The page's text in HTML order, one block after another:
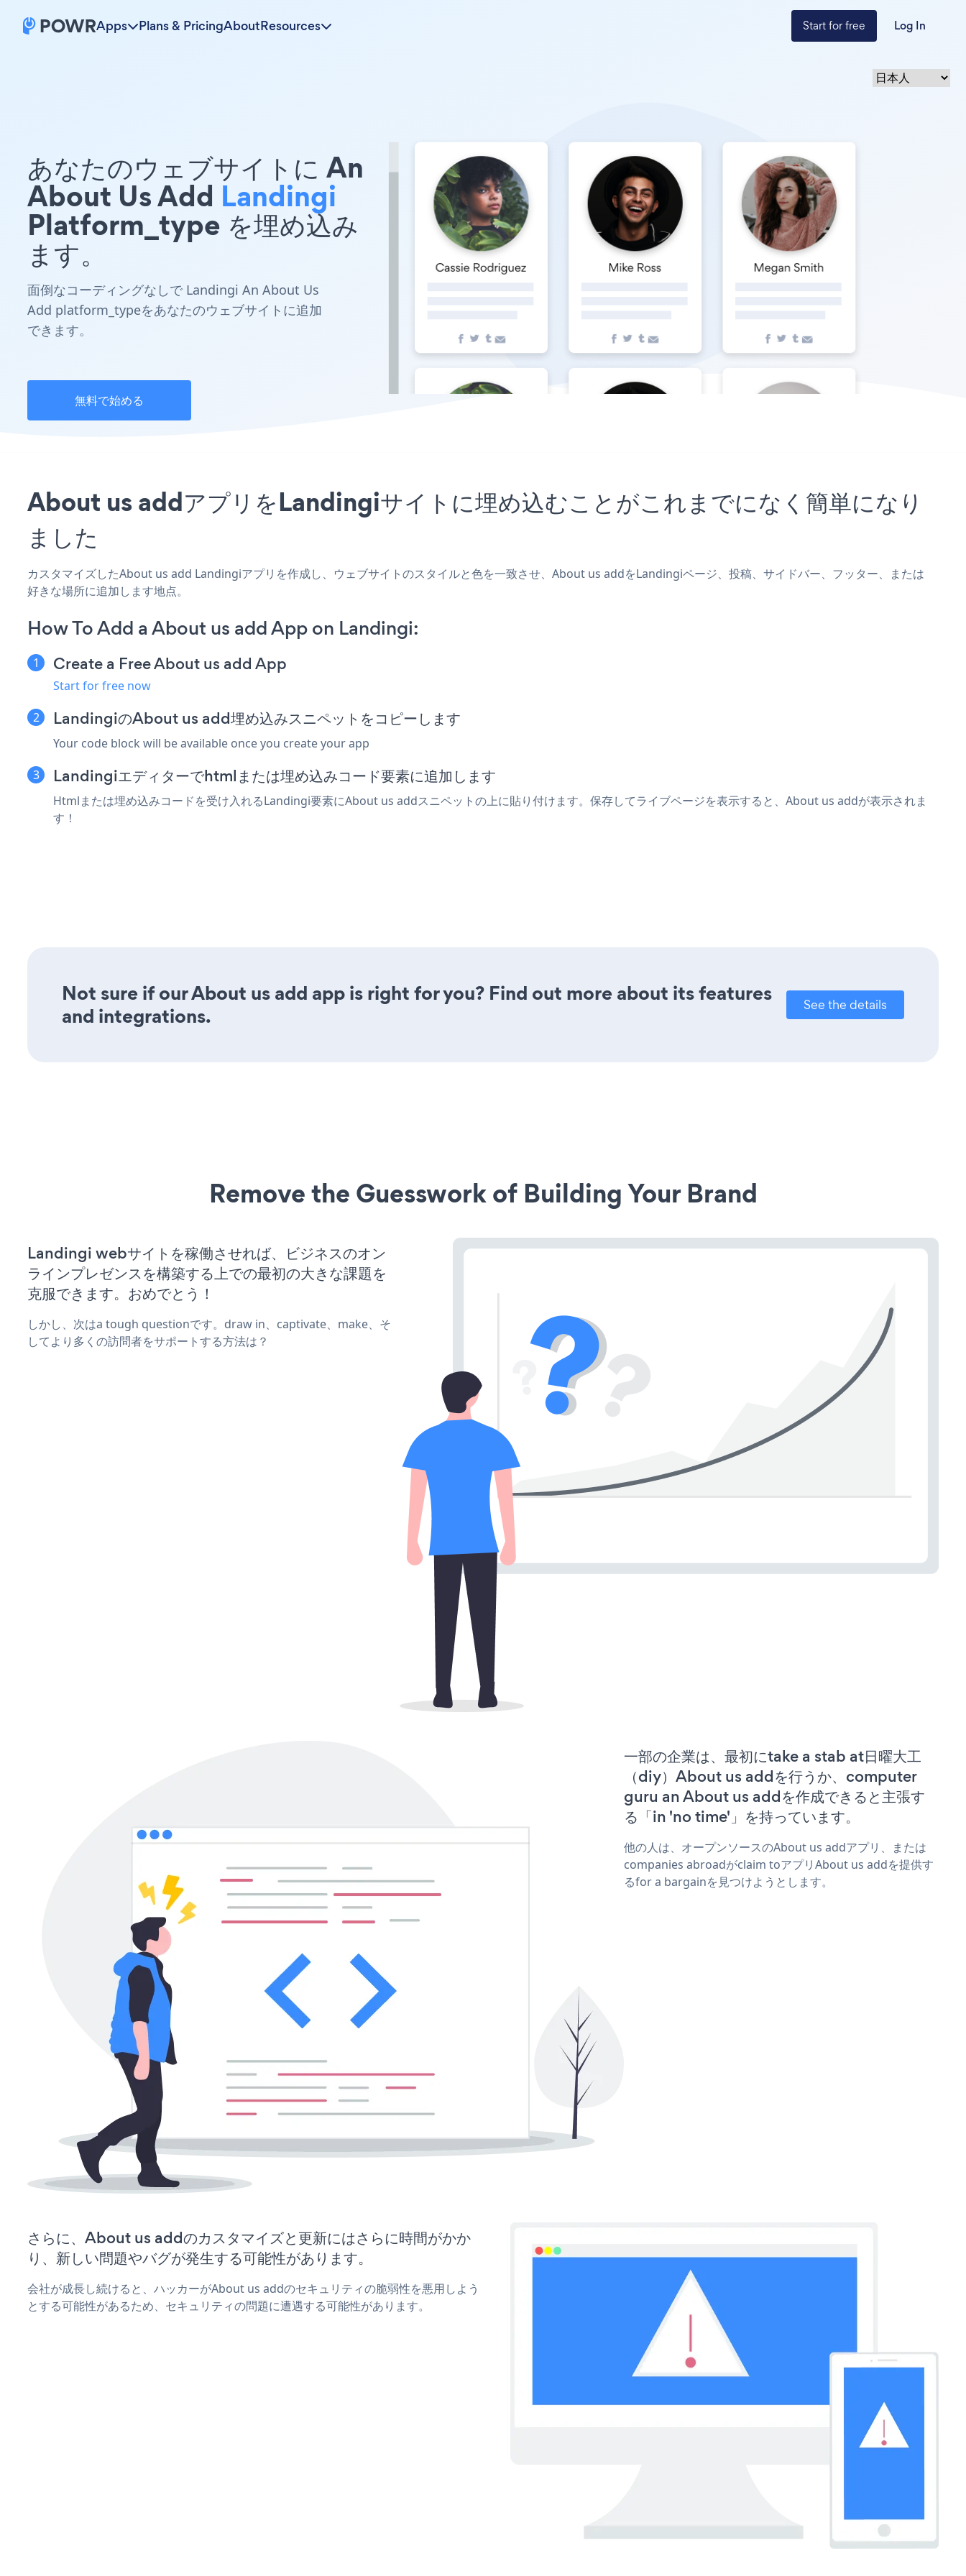
Apps Plans & PricingAboutResources Start for free Log In
あなたのウェブサイトに An
About Us Add Landingi
Platform_type を埋め込み
ます。
面倒なコーディングなしで Landingi An About Us
Add platform_typeをあなたのウェブサイトに追加
できます。
無料で始める
About us addアプリをLandingiサイトに埋め込むことがこれまでになく簡単になり
ました
カスタマイズしたAbout us add Landingiアプリを作成し、ウェブサイトのスタイルと色を一致させ、About us addをLandingiページ、投稿、サイドバー、フッター、または
好きな場所に追加します地点。
How To Add a About us add App on Landingi:
Create a Free About us add App
Start for free now
LandingiのAbout us add埋め込みスニペットをコピーします
Your code block will be available once you create your app
Landingiエディターでhtmlまたは埋め込みコード要素に追加します
Htmlまたは埋め込みコードを受け入れるLandingi要素にAbout us addスニペットの上に貼り付けます。保存してライブページを表示すると、About us addが表示されま
す！
Not sure if our About us add app is right for you? Find out more about its features
and integrations.
See the details
Remove the Guesswork of Building Your Brand
Landingi webサイトを稼働させれば、ビジネスのオン
ラインプレゼンスを構築する上での最初の大きな課題を
克服できます。おめでとう！
しかし、次はa tough questionです。draw in、captivate、make、そ
してより多くの訪問者をサポートする方法は？
一部の企業は、最初にtake a stab at日曜大工
（diy）About us addを行うか、computer
guru an About us addを作成できると主張す
る「in 'no time'」を持っています。
他の人は、オープンソースのAbout us addアプリ、または
companies abroadがclaim toアプリAbout us addを提供す
るfor a bargainを見つけようとします。
さらに、About us addのカスタマイズと更新にはさらに時間がかか
り、新しい問題やバグが発生する可能性があります。
会社が成長し続けると、ハッカーがAbout us addのセキュリティの脆弱性を悪用しよう
とする可能性があるため、セキュリティの問題に遭遇する可能性があります。